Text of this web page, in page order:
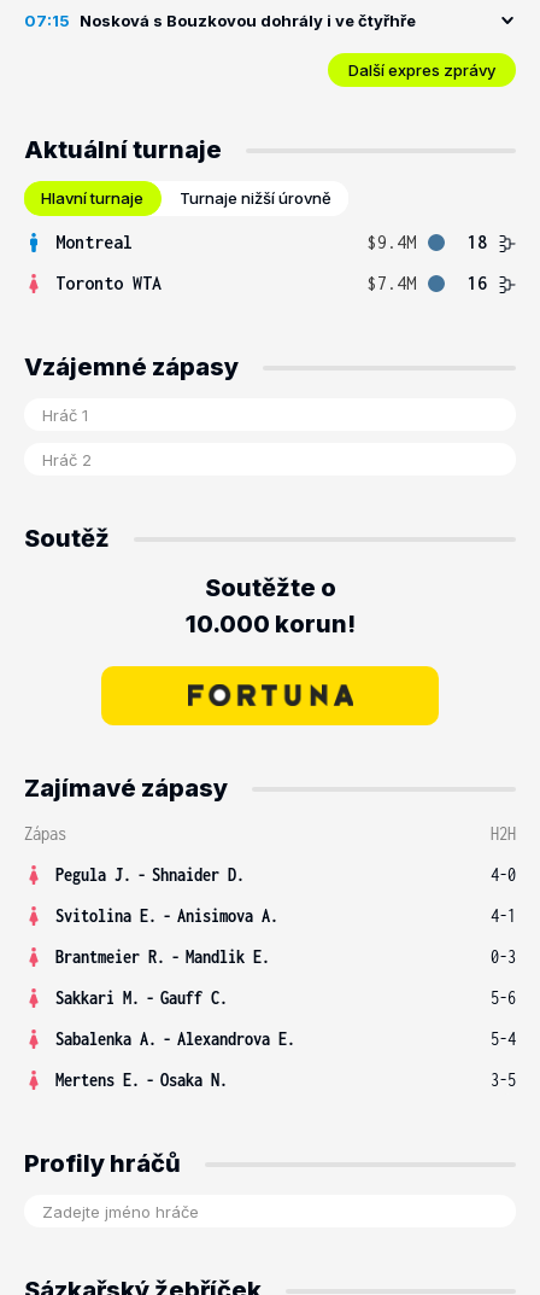
07:15 Nosková s Bouzkovou dohrály i ve čtyřhře
Další expres zprávy
Aktuální turnaje
Hlavní turnaje Turnaje nižší úrovně
Montreal $9.4M
18
Toronto WTA
$7.4M 16
Vzájemné zápasy
Soutěž
Soutěžte o
10.000 korun!
Zajímavé zápasy
Zápas
H2H
Pegula J. - Shnaider D.
4-0
Svitolina E. - Anisimova A.
4-1
Brantmeier R. - Mandlik E.
0-3
Sakkari M. - Gauff C.
5-6
Sabalenka A. - Alexandrova E.
5-4
Mertens E. - Osaka N. 3-5
Profily hráčů